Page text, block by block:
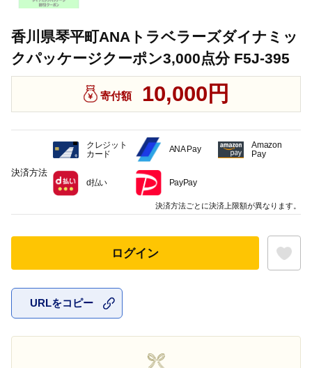
香川県琴平町ANAトラベラーズダイナミッ
クパッケージクーポン3,000点分 F5J-395
寄付額 10,000円
ログイン
URLをコピー
決済方法
クレジット
カード
ANA Pay
Amazon
Pay
d払い PayPay
決済方法ごとに決済上限額が異なります。